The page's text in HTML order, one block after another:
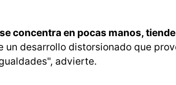
concentra en pocas manos,
un desarrollo distorsionado que
advierte.